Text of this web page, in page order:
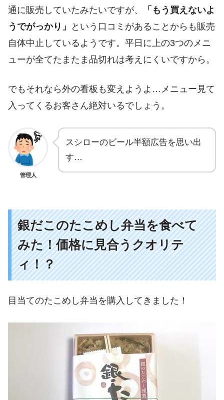
通に販売していたみたいですが、
「もう買えないよ
うでがっかり」
という口コミがあることからも販売
自体中止しているようです。平日に上の3つのメニ
ューが全てたまたま品切れは考えにくいですから。
でもそれなら外の看板も変えようよ…メニュー見て
入ってくるお客さん絶対いるでしょう。
管理人
スシローのビール半額広告を思い出
す…
銀だこのたこめし弁当を食べて
みた！価格に見合うクオリテ
ィ！？
目当てのたこめし弁当を購入してきました！